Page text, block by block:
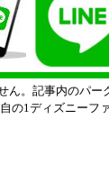
。記事内のパー
の1ディズニーフ